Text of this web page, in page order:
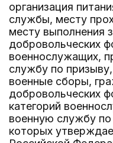
организация
службы, месту
месту выполнения
добровольческих
военнослужащих,
службу по
военные сборы,
добровольческих
категорий
военную службу по
которых